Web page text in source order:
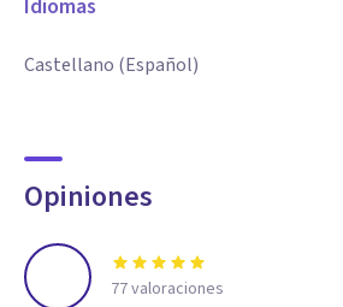
Idiomas
Castellano (Español)
Opiniones
77valoraciones